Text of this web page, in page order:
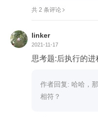
共 2 条评论
linker
2021-11-17
思考题:后执行的
作者回复: 哈哈，
相符？